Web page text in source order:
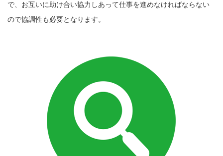
で、お互いに助け合い協力しあって仕事を進めなければならない
ので協調性も必要となります。